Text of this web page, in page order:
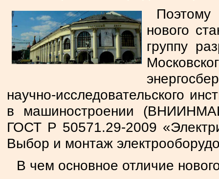
нового
группу
научно-исследовательского
в машиностроении
ГОСТ Р 50571.29-2009
Выбор и монтаж
В чем основное отличие